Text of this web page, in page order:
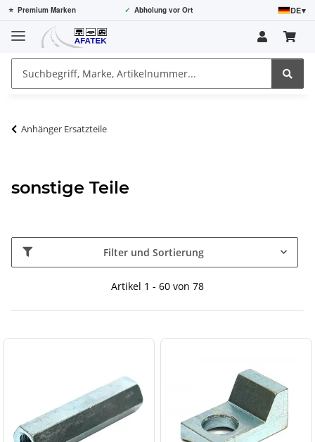
⭐ Premium Marken ✓ Abholung vor Ort DE▾
Anhänger Ersatzteile
sonstige Teile
Filter und Sortierung
Artikel 1 - 60 von 78